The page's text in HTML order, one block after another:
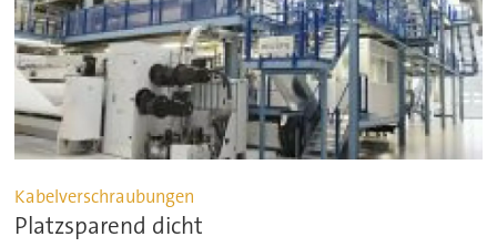
Kabelverschraubungen
Platzsparend dicht